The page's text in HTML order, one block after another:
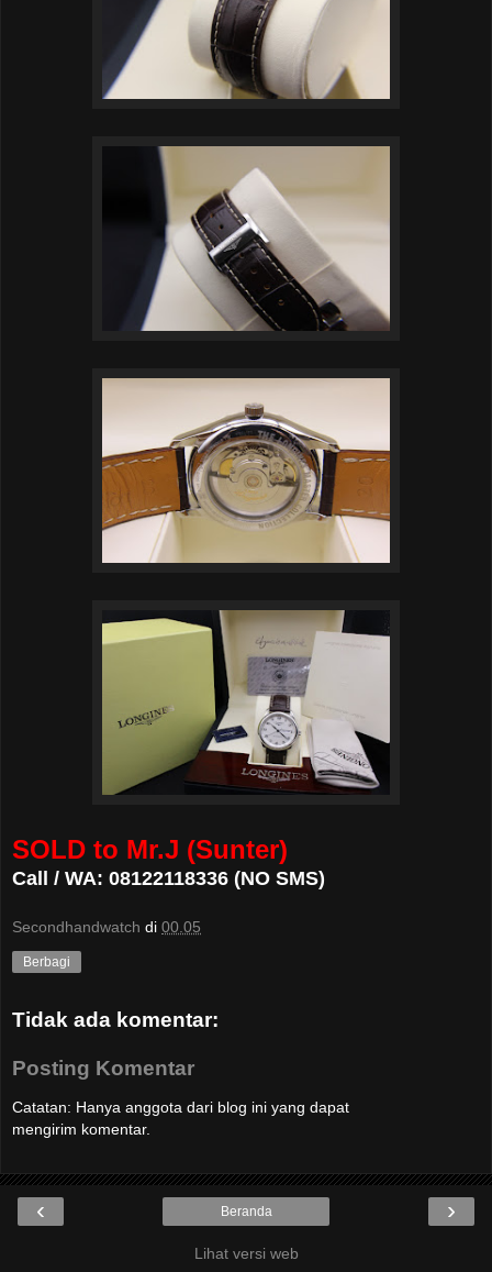
SOLD to Mr.J (Sunter)
Call / WA: 08122118336 (NO SMS)
Secondhandwatch di 00.05
Berbagi
Tidak ada komentar:
Posting Komentar
Catatan: Hanya anggota dari blog ini yang dapat
mengirim komentar.
‹ ›
Beranda
Lihat versi web